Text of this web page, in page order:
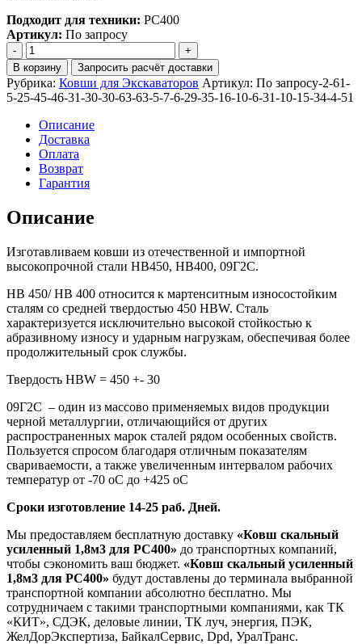
Подходит для техники: PC400
Артикул: По запросу
Количество
Ковш
скальный
усиленный
1,8м3
PC400
В корзину Запросить расчёт доставки
Рубрика: Ковши для Экскаваторов Артикул: По запросу-2-61-
5-25-45-46-31-30-30-63-63-5-7-6-29-35-16-10-6-31-10-15-34-4-51
Описание
Доставка
Оплата
Возврат
Гарантия
Описание
Изготавливаем ковши из отечественной и импортной
высокопрочной стали HB450, HB400, 09Г2С.
HB 450/ HB 400 относится к мартенситным износостойким
сталям со средней твердостью 450 HBW. Сталь
характеризуется исключительно высокой стойкостью к
абразивному износу и ударным нагрузкам, обеспечивая более
продолжительный срок службы.
Твердость HBW = 450 +- 30
09Г2С – один из массово применяемых видов продукции
черной металлургии, отличающийся от других
распространенных марок сталей рядом особенных свойств.
Пользуется спросом благодаря отличным показателям
свариваемости, а также увеличенным интервалом рабочих
температур от -70 оС до +425 оС
Сроки изготовление 14-25 раб. Дней.
Мы предоставляем бесплатную доставку «Ковш скальный
усиленный 1,8м3 для PC400» до транспортных компаний,
чтобы сэкономить ваш бюджет. «Ковш скальный усиленный
1,8м3 для PC400» будут доставлены до терминала выбранной
транспортной компании абсолютно бесплатно. Мы
сотрудничаем с такими транспортными компаниями, как ТК
«КИТ», СДЭК, деловые линии, ТК луч, энергия, ПЭК,
ЖелДорЭкспертиза, БайкалСервис, Dpd, УралТранс.